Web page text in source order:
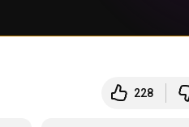
228